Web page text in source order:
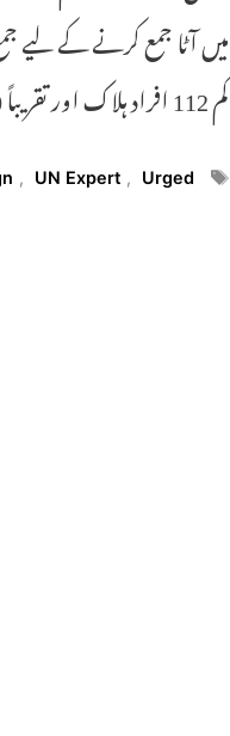
میں آٹا جمع کرنے کے لیے
کم 112 افراد ہلاک اور تقریباً 760 زخمی ہوئے۔
Tags
, UN Expert , Urged